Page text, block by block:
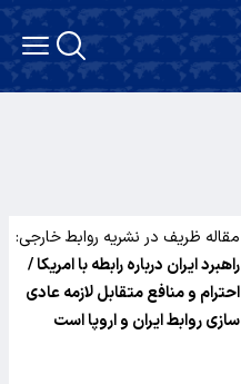
مقاله ظریف در نشریه روابط خارجی:
راهبرد ایران درباره رابطه با امریکا /
احترام و منافع متقابل لازمه عادی
سازی روابط ایران و اروپا است